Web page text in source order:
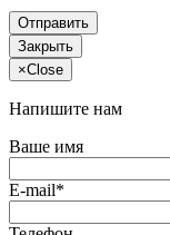
Отправить
Закрыть
×Close
Напишите нам
Ваше имя
E-mail*